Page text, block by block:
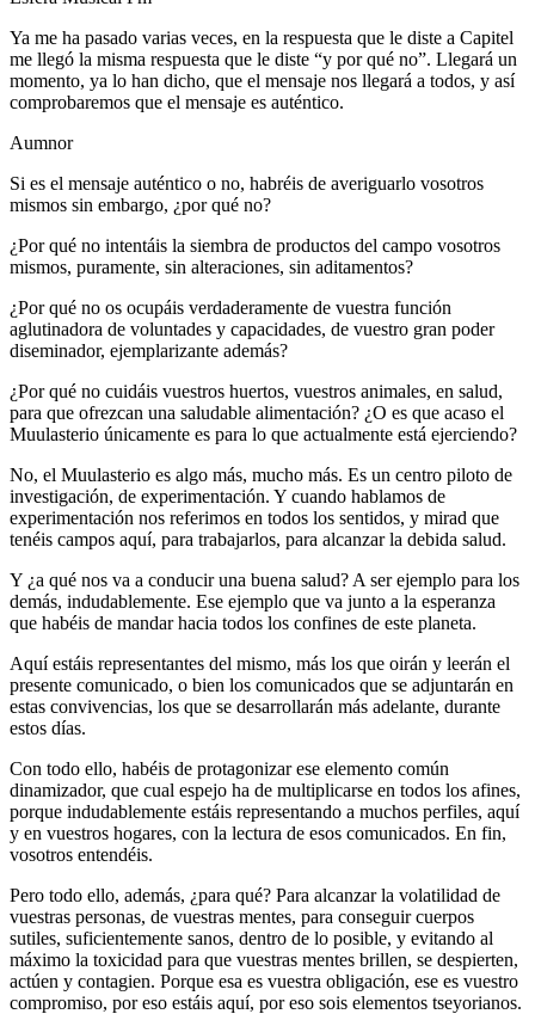
Ya me ha pasado varias veces, en la respuesta que le diste a Capitel
me llegó la misma respuesta que le diste “y por qué no”. Llegará un
momento, ya lo han dicho, que el mensaje nos llegará a todos, y así
comprobaremos que el mensaje es auténtico.
Aumnor
Si es el mensaje auténtico o no, habréis de averiguarlo vosotros
mismos sin embargo, ¿por qué no?
¿Por qué no intentáis la siembra de productos del campo vosotros
mismos, puramente, sin alteraciones, sin aditamentos?
¿Por qué no os ocupáis verdaderamente de vuestra función
aglutinadora de voluntades y capacidades, de vuestro gran poder
diseminador, ejemplarizante además?
¿Por qué no cuidáis vuestros huertos, vuestros animales, en salud,
para que ofrezcan una saludable alimentación? ¿O es que acaso el
Muulasterio únicamente es para lo que actualmente está ejerciendo?
No, el Muulasterio es algo más, mucho más. Es un centro piloto de
investigación, de experimentación. Y cuando hablamos de
experimentación nos referimos en todos los sentidos, y mirad que
tenéis campos aquí, para trabajarlos, para alcanzar la debida salud.
Y ¿a qué nos va a conducir una buena salud? A ser ejemplo para los
demás, indudablemente. Ese ejemplo que va junto a la esperanza
que habéis de mandar hacia todos los confines de este planeta.
Aquí estáis representantes del mismo, más los que oirán y leerán el
presente comunicado, o bien los comunicados que se adjuntarán en
estas convivencias, los que se desarrollarán más adelante, durante
estos días.
Con todo ello, habéis de protagonizar ese elemento común
dinamizador, que cual espejo ha de multiplicarse en todos los afines,
porque indudablemente estáis representando a muchos perfiles, aquí
y en vuestros hogares, con la lectura de esos comunicados. En fin,
vosotros entendéis.
Pero todo ello, además, ¿para qué? Para alcanzar la volatilidad de
vuestras personas, de vuestras mentes, para conseguir cuerpos
sutiles, suficientemente sanos, dentro de lo posible, y evitando al
máximo la toxicidad para que vuestras mentes brillen, se despierten,
actúen y contagien. Porque esa es vuestra obligación, ese es vuestro
compromiso, por eso estáis aquí, por eso sois elementos tseyorianos.